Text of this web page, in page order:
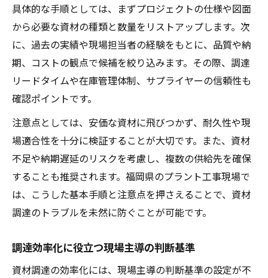
具体的な手順としては、まずプロジェクトの仕様や図面
から必要な資材の種類と数量をリストアップします。次
に、過去の実績や現場担当者の経験をもとに、品質や納
期、コストの観点で候補を絞り込みます。その際、調達
リードタイムや在庫管理体制、サプライヤーの信頼性も
確認ポイントです。
注意点としては、安価な資材に飛びつかず、耐久性や現
場適合性を十分に検証することが大切です。また、資材
不足や納期遅延のリスクを考慮し、複数の供給先を確保
することも推奨されます。福岡県のプラント工事現場で
は、こうした基本手順と注意点を押さえることで、資材
調達のトラブルを未然に防ぐことが可能です。
調達効率化に役立つ現場主導の判断基準
資材調達の効率化には、現場主導の判断基準の設定が不